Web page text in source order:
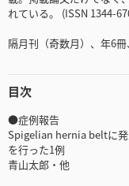
れている。 (ISSN 1344-
隔月刊（奇数月）、年6
目次
●症例報告
Spigelian hernia beltに
を行った1例
青山太郎・他